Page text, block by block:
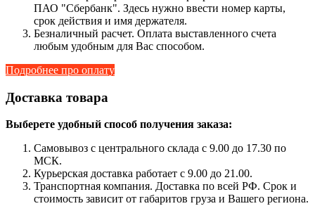
ПАО "Сбербанк". Здесь нужно ввести номер карты,
срок действия и имя держателя.
Безналичный расчет. Оплата выставленного счета
любым удобным для Вас способом.
Подробнее про оплату
Доставка товара
Выберете удобный способ получения заказа:
Самовывоз с центрального склада с 9.00 до 17.30 по
МСК.
Курьерская доставка работает с 9.00 до 21.00.
Транспортная компания. Доставка по всей РФ. Срок и
стоимость зависит от габаритов груза и Вашего региона.